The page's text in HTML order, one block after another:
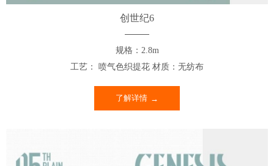
创世纪6
规格：2.8m
工艺： 喷气色织提花 材质：无纺布
了解详情